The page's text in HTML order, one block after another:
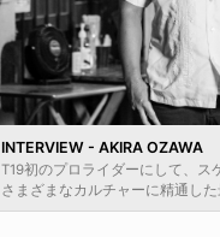
INTERVIEW - AKIRA OZAWA
T19初のプロライダーにして、ス
さまざまなカルチャーに精通した